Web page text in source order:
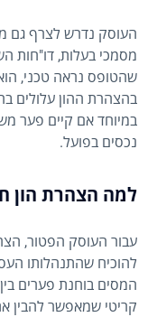
העוסק נדרש לצרף גם
מסמכי בעלות, דו"חות
שהטופס נראה טכני,
בהצהרת ההון עלולים
במיוחד אם קיים פער
נכסים בפועל.
למה הצהרת הון
עבור העוסק הפטור,
להוכיח שהתנהלותו
המסים בוחנת פערים
קריטי שמאפשר להבין